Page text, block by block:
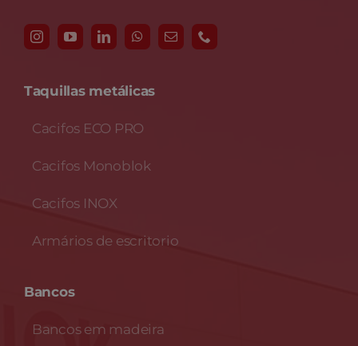
Taquillas metálicas
Cacifos ECO PRO
Cacifos Monoblok
Cacifos INOX
Armários de escritorio
Bancos
Bancos em madeira